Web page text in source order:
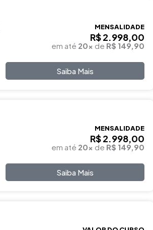
MENSALIDADE
R$ 2.998,00
em até 20x de R$ 149,90
Saiba Mais
MENSALIDADE
R$ 2.998,00
em até 20x de R$ 149,90
Saiba Mais